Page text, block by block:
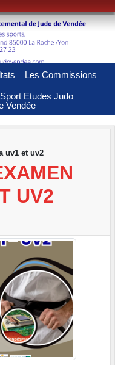
Les Commissions
Etudes Judo
Vendée
uv1 et uv2
UV2